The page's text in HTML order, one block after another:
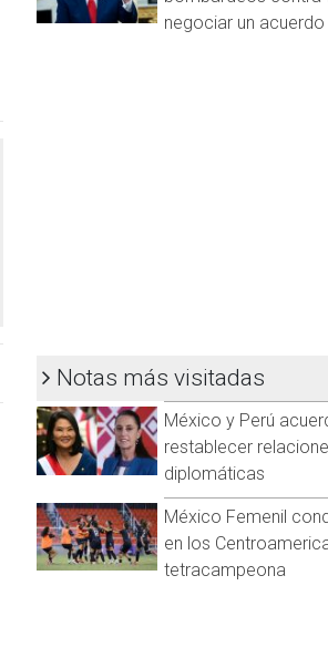
negociar un acuerdo
Notas más visitadas
México y Perú
restablecer
diplomáticas
México Femenil
en los
tetracampeona